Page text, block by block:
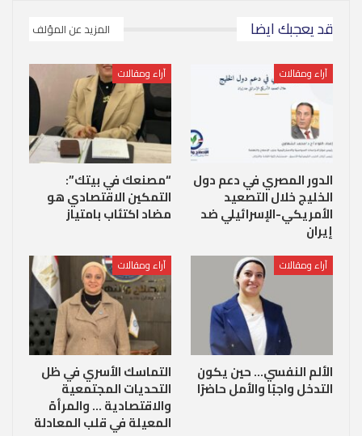
قد يعجبك ايضا المزيد عن المؤلف
آراء ومقالات
الدور المصري في دعم دول
الخليج خلال التصعيد
الأمريكي-الإسرائيلي ضد
إيران
آراء ومقالات
“مصنعك في بيتك”:
التمكين الاقتصادي هو
مضاد اكتئاب بامتياز
آراء ومقالات
الألم النفسي… حين يكون
التدخل واجبًا والأمل حاضرًا
آراء ومقالات
التماسك الأسري في ظل
التحديات المجتمعية
والاقتصادية … والمرأة
المعيلة في قلب المعادلة